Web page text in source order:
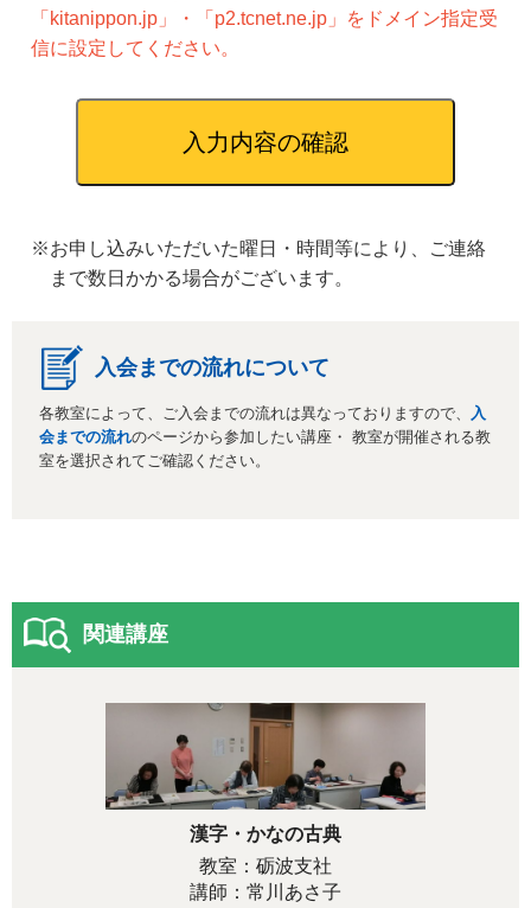
関連講座
漢字・かなの古典
教室：砺波支社
講師：常川あさ子
「kitanippon.jp」・「p2.tcnet.ne.jp」をドメイン指定受
信に設定してください。
※お申し込みいただいた曜日・時間等により、ご連絡
まで数日かかる場合がございます。
入会までの流れについて
各教室によって、ご入会までの流れは異なっておりますので、
入
会までの流れのページから参加したい講座・ 教室が開催される教
室を選択されてご確認ください。